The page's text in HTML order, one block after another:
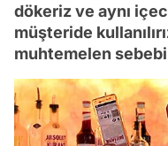
dökeriz ve aynı
müşteride
muhtemelen